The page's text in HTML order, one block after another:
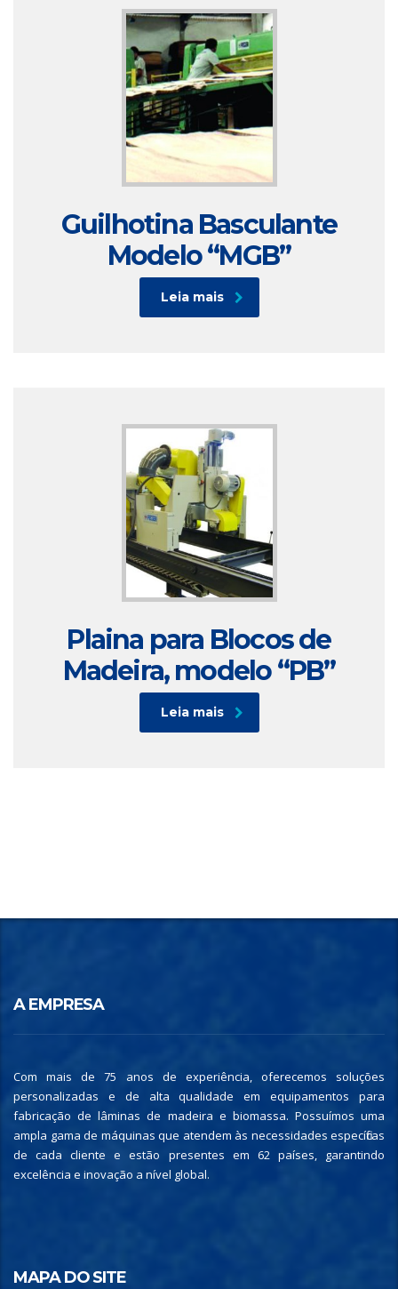
Guilhotina Basculante
Modelo “MGB”
Leia mais
Plaina para Blocos de
Madeira, modelo “PB”
Leia mais
A EMPRESA
Com mais de 75 anos de experiência, oferecemos soluções
personalizadas e de alta qualidade em equipamentos para
fabricação de lâminas de madeira e biomassa. Possuímos uma
ampla gama de máquinas que atendem às necessidades específicas
de cada cliente e estão presentes em 62 países, garantindo
excelência e inovação a nível global.
MAPA DO SITE